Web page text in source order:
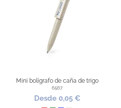
Mini bolígrafo de caña de trigo
6567
Desde 0,05 €